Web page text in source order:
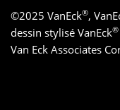
©2025 VanEck®,
dessin stylisé VanEck®
Van Eck Associates